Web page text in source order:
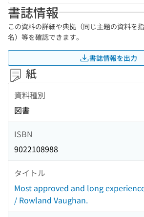
書誌情報
この資料の詳細や典拠（同じ主題の資料を
名）等を確認できます。
書誌情報を出力
紙
資料種別
図書
ISBN
9022108988
タイトル
Most approved and long
/ Rowland Vaughan.